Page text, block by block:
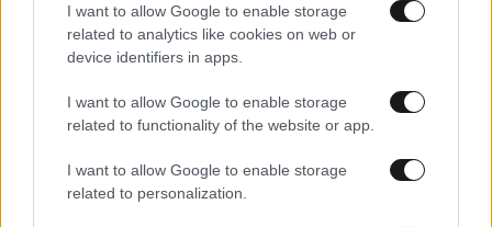
I want to allow Google to enable storage
related to analytics like cookies on web or
device identifiers in apps.
I want to allow Google to enable storage
related to functionality of the website or app.
I want to allow Google to enable storage
related to personalization.
ΕΛΛΑΔΑ06·08·2026 21:47
Τραγωδία στα Μάλια: «Ο πανικός τη σκότωσε»
που πνίγηκε προσπαθώντας να σώσει τη φίλη